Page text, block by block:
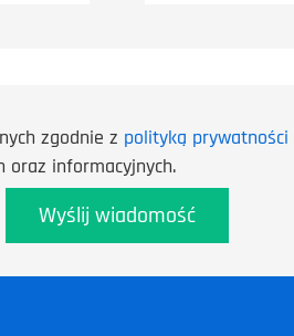
zgodnie z polityką prywatności
oraz informacyjnych.
Wyślij wiadomość